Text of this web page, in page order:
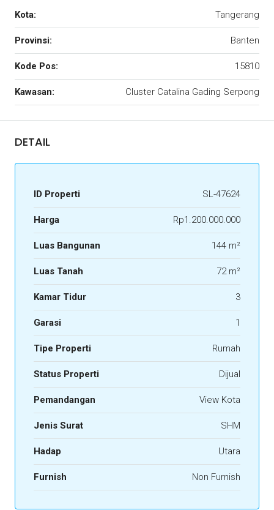
Kota: Tangerang
Provinsi: Banten
Kode Pos: 15810
Kawasan: Cluster Catalina Gading Serpong
DETAIL
ID Properti SL-47624
Harga Rp1.200.000.000
Luas Bangunan 144 m²
Luas Tanah 72 m²
Kamar Tidur 3
Garasi 1
Tipe Properti Rumah
Status Properti Dijual
Pemandangan View Kota
Jenis Surat SHM
Hadap Utara
Furnish Non Furnish